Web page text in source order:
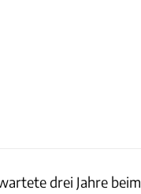
drei Jahre beim